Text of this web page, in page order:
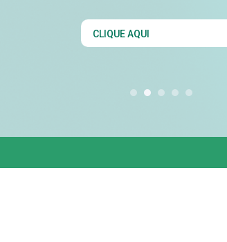
CLIQUE AQUI